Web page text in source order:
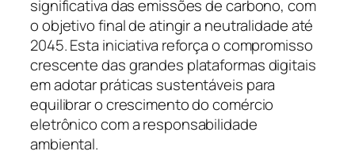
significativa das emissões de carbono, com
o objetivo final de atingir a neutralidade até
2045. Esta iniciativa reforça o compromisso
crescente das grandes plataformas digitais
em adotar práticas sustentáveis para
equilibrar o crescimento do comércio
eletrônico com a responsabilidade
ambiental.